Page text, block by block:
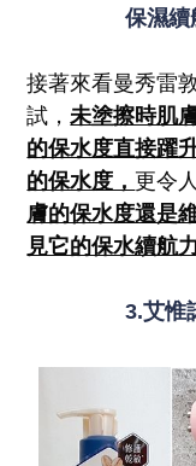
保濕續
接著來看曼秀雷
試，未塗擦時肌
的保水度直接躍
的保水度， 更令
膚的保水度還是
見它的保水續航
3.艾惟